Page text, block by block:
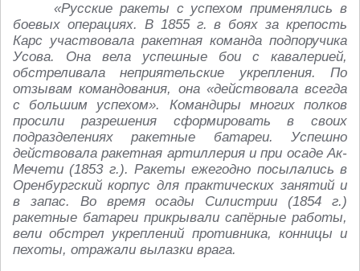
«Русские ракеты с успехом применялись в
боевых операциях. В 1855 г. в боях за крепость
Карс участвовала ракетная команда подпоручика
Усова. Она вела успешные бои с кавалерией,
обстреливала неприятельские укрепления. По
отзывам командования, она «действовала всегда
с большим успехом». Командиры многих полков
просили разрешения сформировать в своих
подразделениях ракетные батареи. Успешно
действовала ракетная артиллерия и при осаде Ак-
Мечети (1853 г.). Ракеты ежегодно посылались в
Оренбургский корпус для практических занятий и
в запас. Во время осады Силистрии (1854 г.)
ракетные батареи прикрывали сапёрные работы,
вели обстрел укреплений противника, конницы и
пехоты, отражали вылазки врага.